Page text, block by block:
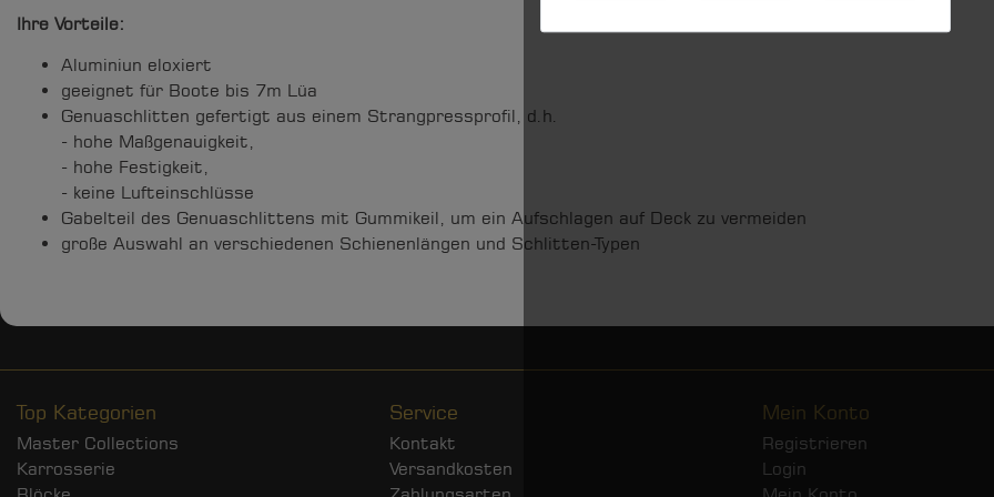
Ihre Vorteile:
Aluminiun eloxiert
geeignet für Boote bis 7m Lüa
Genuaschlitten gefertigt aus einem Strangpressprofil, d.h.
- hohe Maßgenauigkeit,
- hohe Festigkeit,
- keine Lufteinschlüsse
Gabelteil des Genuaschlittens mit Gummikeil, um ein Aufschlagen auf Deck zu vermeiden
große Auswahl an verschiedenen Schienenlängen und Schlitten-Typen
Top Kategorien
Master Collections
Karrosserie
Service
Kontakt
Versandkosten
Mein Konto
Registrieren
Login